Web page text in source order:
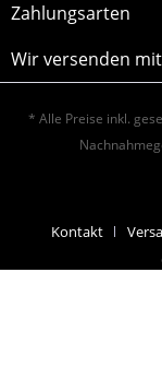
Zahlungsarten
Wir versenden mit
* Alle Preise inkl.
Kontakt